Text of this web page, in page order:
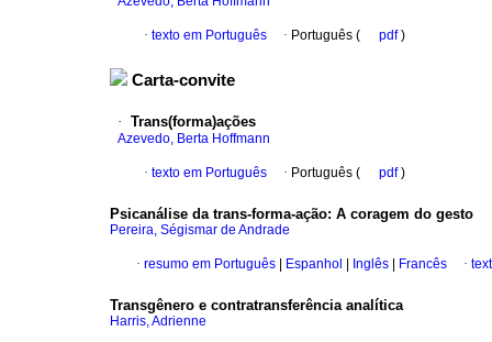
· texto em Português · Português ( pdf)
Carta-convite
· Trans(forma)ações
Azevedo, Berta Hoffmann
· texto em Português · Português ( pdf)
Psicanálise da trans-forma-ação: A coragem do gesto
Pereira, Ségismar de Andrade
· resumo em Português Espanhol Inglês Francês ·
Transgênero e contratransferência analítica
Harris, Adrienne